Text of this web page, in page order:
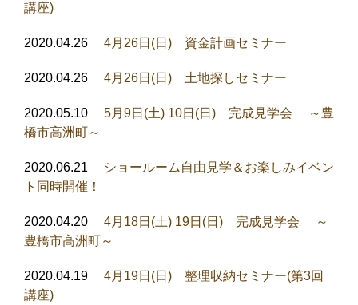
講座)
2020.04.26 4月26日(日) 資金計画セミナー
2020.04.26 4月26日(日) 土地探しセミナー
2020.05.10
5月9日(土) 10日(日) 完成見学会 ～豊
橋市高洲町～
2020.06.21
ショールーム自由見学＆お楽しみイベン
ト同時開催！
2020.04.20
4月18日(土) 19日(日) 完成見学会 ～
豊橋市高洲町～
2020.04.19
4月19日(日) 整理収納セミナー(第3回
講座)